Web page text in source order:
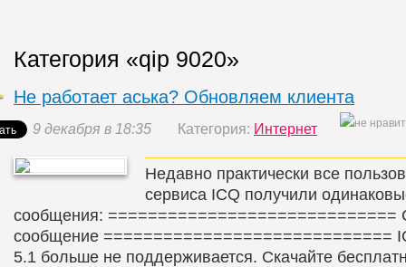
Категория «qip 9020»
Не работает аська? Обновляем клиента
9 декабря в 18:35 Категория: Интернет
Недавно практически все
сервиса ICQ получили
сообщения: =============================
сообщение =============================
5.1 больше не поддерживается. Скачайте